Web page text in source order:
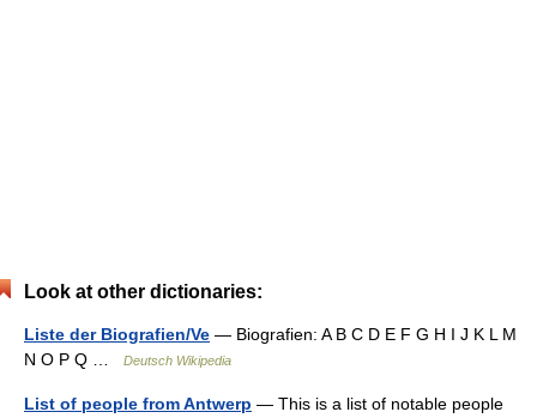
Look at other dictionaries:
Liste der Biografien/Ve — Biografien: A B C D E F G H I J K L M
N O P Q …
Deutsch Wikipedia
List of people from Antwerp — This is a list of notable people